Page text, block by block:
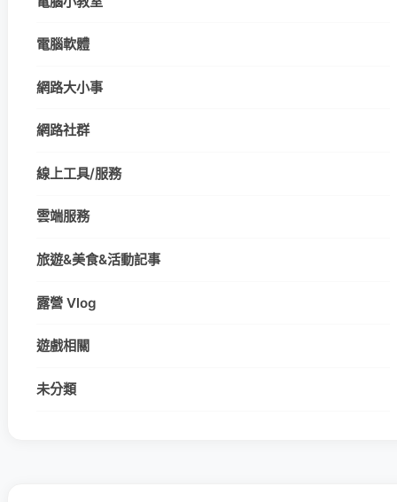
電腦軟體
網路大小事
網路社群
線上工具/服務
雲端服務
旅遊&美食&活動記事
露營 Vlog
遊戲相關
未分類